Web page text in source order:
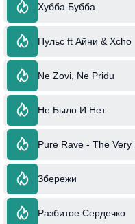
Хубба Бубба
Пульс ft Айни & Xcho
Ne Zovi, Ne Pridu
Не Было И Нет
Pure Rave - The
Збережи
Разбитое Сердечко